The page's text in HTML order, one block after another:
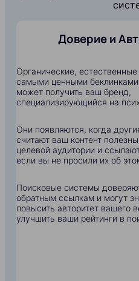
Доверие и
Органические,
самыми ценными
может получить ваш бренд,
специализирующийся на
Они появляются, когда
считают ваш контент
целевой аудитории и
если вы не просили их об
Поисковые системы
обратным ссылкам и могут
повысить авторитет вашего
улучшить ваши рейтинги в